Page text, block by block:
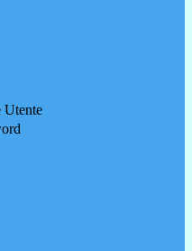
Utente